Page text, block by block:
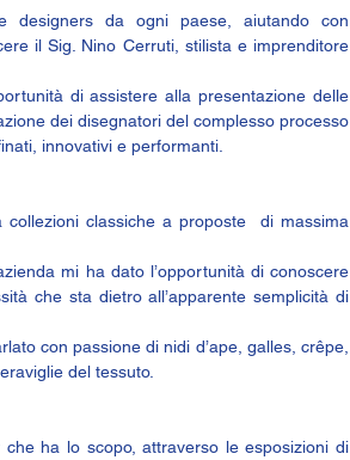
designers da ogni paese, aiutando con
il Sig. Nino Cerruti, stilista e imprenditore
di assistere alla presentazione delle
dei disegnatori del complesso processo
innovativi e performanti.
classiche a proposte  di massima
mi ha dato l’opportunità di conoscere
che sta dietro all’apparente semplicità di
con passione di nidi d’ape, galles, crêpe,
del tessuto.
che ha lo scopo, attraverso le esposizioni di